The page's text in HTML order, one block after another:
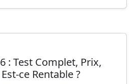
: Test Complet, Prix,
ce Rentable ?